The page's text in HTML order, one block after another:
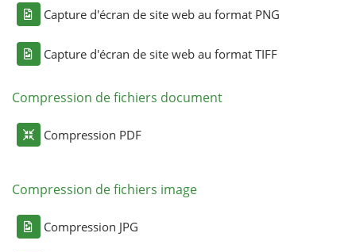
Capture d'écran de site web au format PNG
Capture d'écran de site web au format TIFF
Compression de fichiers document
Compression PDF
Compression de fichiers image
Compression JPG